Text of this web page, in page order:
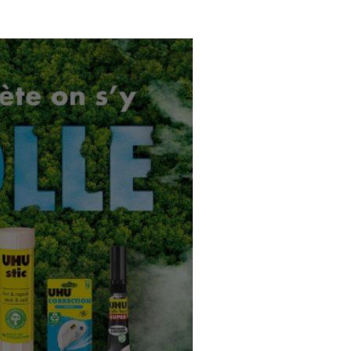
PICHON, Présidente de chez
Sagoo, par Thierry VIRVAIRE sur le
dernier salon Cobrandz 2023.
#bisounours #josephinebaker
#brand #collab #licensing 👉 Plus
d'infos sur www.cobrandz.fr 👉
Abonnez-vous sur notre chaîne
@brandstobealive6006